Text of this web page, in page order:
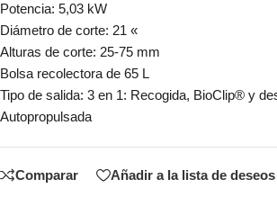
Potencia: 5,03 kW
Diámetro de corte: 21 «
Alturas de corte: 25-75 mm
Bolsa recolectora de 65 L
Tipo de salida: 3 en 1: Recogida, BioClip® y
Autopropulsada
Comparar Añadir a la lista de deseos